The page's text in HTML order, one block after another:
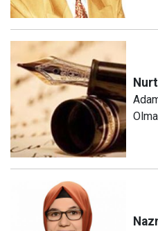
Olma